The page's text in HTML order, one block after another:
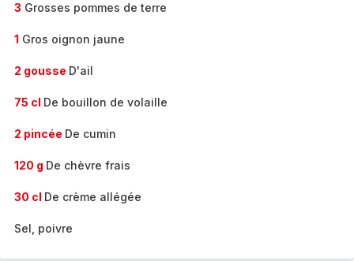
3 Grosses pommes de terre
1 Gros oignon jaune
2 gousse D'ail
75 cl De bouillon de volaille
2 pincée De cumin
120 g De chèvre frais
30 cl De crème allégée
Sel, poivre